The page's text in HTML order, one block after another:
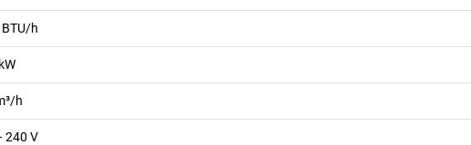
BTU/h
kW
h
240 V